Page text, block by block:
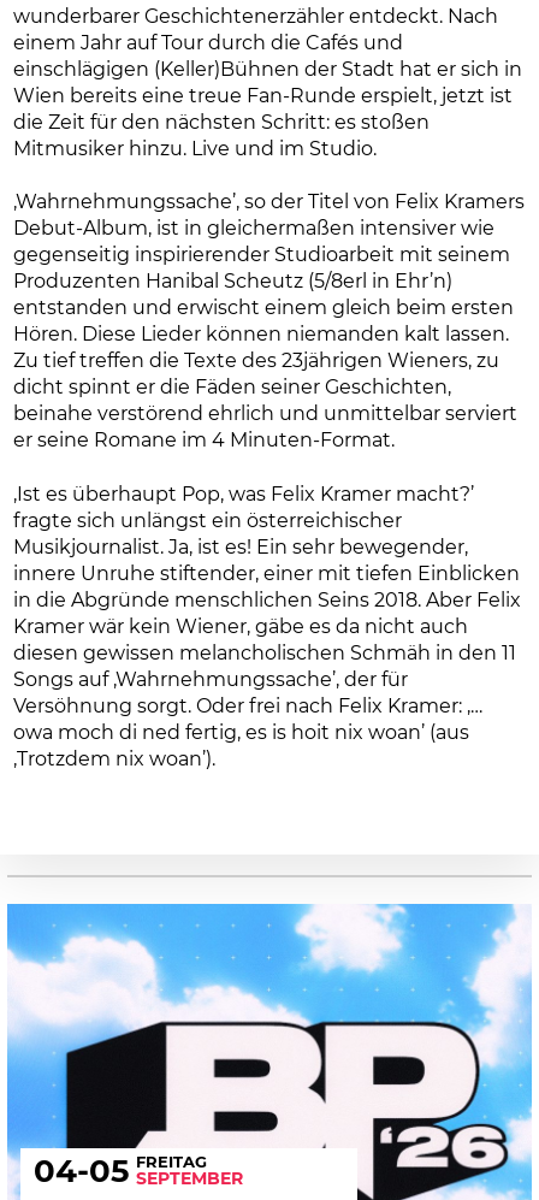
wunderbarer Geschichtenerzähler entdeckt. Nach
einem Jahr auf Tour durch die Cafés und
einschlägigen (Keller)Bühnen der Stadt hat er sich in
Wien bereits eine treue Fan-Runde erspielt, jetzt ist
die Zeit für den nächsten Schritt: es stoßen
Mitmusiker hinzu. Live und im Studio.
‚Wahrnehmungssache’, so der Titel von Felix Kramers
Debut-Album, ist in gleichermaßen intensiver wie
gegenseitig inspirierender Studioarbeit mit seinem
Produzenten Hanibal Scheutz (5/8erl in Ehr’n)
entstanden und erwischt einem gleich beim ersten
Hören. Diese Lieder können niemanden kalt lassen.
Zu tief treffen die Texte des 23jährigen Wieners, zu
dicht spinnt er die Fäden seiner Geschichten,
beinahe verstörend ehrlich und unmittelbar serviert
er seine Romane im 4 Minuten-Format.
‚Ist es überhaupt Pop, was Felix Kramer macht?’
fragte sich unlängst ein österreichischer
Musikjournalist. Ja, ist es! Ein sehr bewegender,
innere Unruhe stiftender, einer mit tiefen Einblicken
in die Abgründe menschlichen Seins 2018. Aber Felix
Kramer wär kein Wiener, gäbe es da nicht auch
diesen gewissen melancholischen Schmäh in den 11
Songs auf ‚Wahrnehmungssache’, der für
Versöhnung sorgt. Oder frei nach Felix Kramer: ‚…
owa moch di ned fertig, es is hoit nix woan’ (aus
‚Trotzdem nix woan’).
04-05 FREITAG
SEPTEMBER